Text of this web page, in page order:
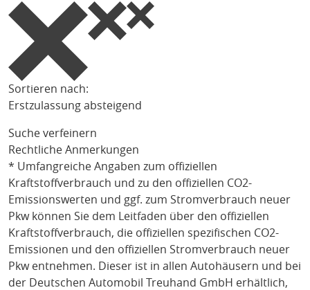
Sortieren nach:
Erstzulassung absteigend
Suche verfeinern
Rechtliche Anmerkungen
* Umfangreiche Angaben zum offiziellen
Kraftstoffverbrauch und zu den offiziellen CO2-
Emissionswerten und ggf. zum Stromverbrauch neuer
Pkw können Sie dem Leitfaden über den offiziellen
Kraftstoffverbrauch, die offiziellen spezifischen CO2-
Emissionen und den offiziellen Stromverbrauch neuer
Pkw entnehmen. Dieser ist in allen Autohäusern und bei
der Deutschen Automobil Treuhand GmbH erhältlich,